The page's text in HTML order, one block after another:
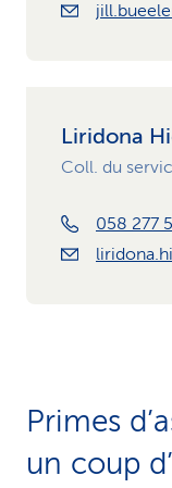
Liridona
Coll. du
058 277
Primes
un coup